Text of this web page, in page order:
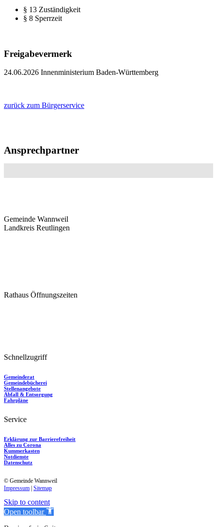
§ 13 Zuständigkeit
§ 8 Sperrzeit
Freigabevermerk
24.06.2026 Innenministerium Baden-Württemberg
zurück zum Bürgerservice
Ansprechpartner
Gemeinde Wannweil
Landkreis Reutlingen
Rathaus Öffnungszeiten
Schnellzugriff
Gemeinderat
Gemeindebücherei
Stellenangebote
Abfall & Entsorgung
Fahrpläne
Service
Erklärung zur Barrierefreiheit
Alles zu Corona
Kummerkasten
Notdienste
Datenschutz
© Gemeinde Wannweil
Impressum Sitemap
Skip to content
Open toolbar